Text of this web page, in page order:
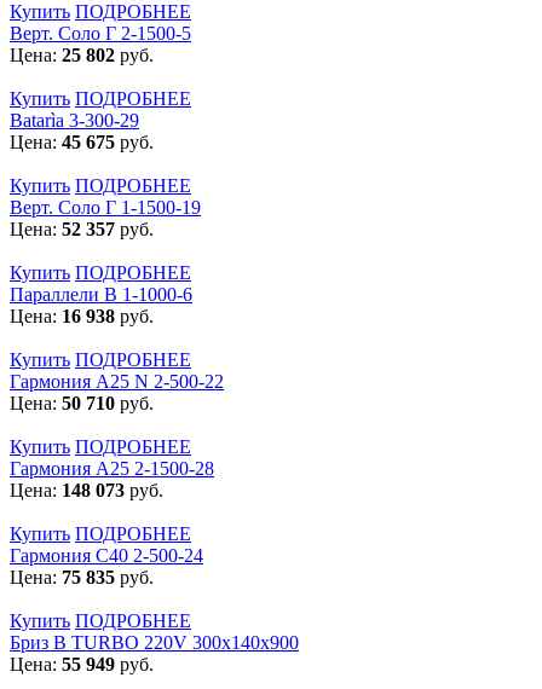
Купить ПОДРОБНЕЕ
Верт. Соло Г 2-1500-5
Цена: 25 802 руб.
Купить ПОДРОБНЕЕ
Batarìa 3-300-29
Цена: 45 675 руб.
Купить ПОДРОБНЕЕ
Верт. Соло Г 1-1500-19
Цена: 52 357 руб.
Купить ПОДРОБНЕЕ
Параллели В 1-1000-6
Цена: 16 938 руб.
Купить ПОДРОБНЕЕ
Гармония А25 N 2-500-22
Цена: 50 710 руб.
Купить ПОДРОБНЕЕ
Гармония А25 2-1500-28
Цена: 148 073 руб.
Купить ПОДРОБНЕЕ
Гармония С40 2-500-24
Цена: 75 835 руб.
Купить ПОДРОБНЕЕ
Бриз В TURBO 220V 300х140х900
Цена: 55 949 руб.